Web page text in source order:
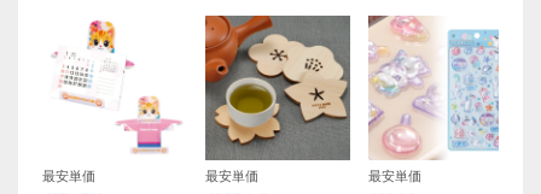
最安単価 最安単価 最安単価